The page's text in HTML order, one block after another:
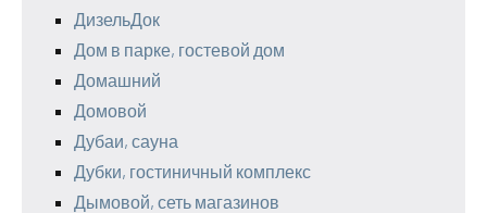
ДизельДок
Дом в парке, гостевой дом
Домашний
Домовой
Дубаи, сауна
Дубки, гостиничный комплекс
Дымовой, сеть магазинов